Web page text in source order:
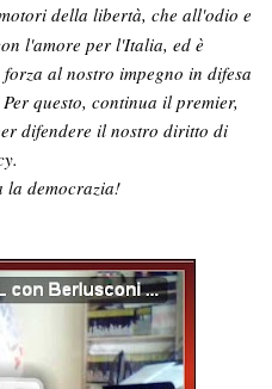
della libertà, che all'odio e
l'amore per l'Italia, ed è
al nostro impegno in difesa
questo, continua il premier,
difendere il nostro diritto di
democrazia!